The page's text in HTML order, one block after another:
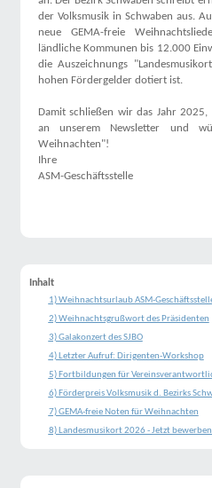
der Volksmusik in Schwaben aus.
neue GEMA-freie
ländliche Kommunen bis 12.000
die Auszeichnungs
hohen Fördergelder dotiert ist.
Damit schließen wir das Jahr
an unserem Newsletter und
Weihnachten"!
Ihre
ASM-Geschäftsstelle
Inhalt
1) Weihnachtsurlaub ASM-
2) Weihnachtsgrußwort des Präsidenten
3) Galakonzert des SJBO
4) Letzter Aufruf: Dirigenten-Workshop
5) Fortbildungen für
6) Förderpreis Volksmusik d. Bezirks
7) GEMA-freie Noten für Weihnachten
8) Landesmusikort 2026 - Jetzt